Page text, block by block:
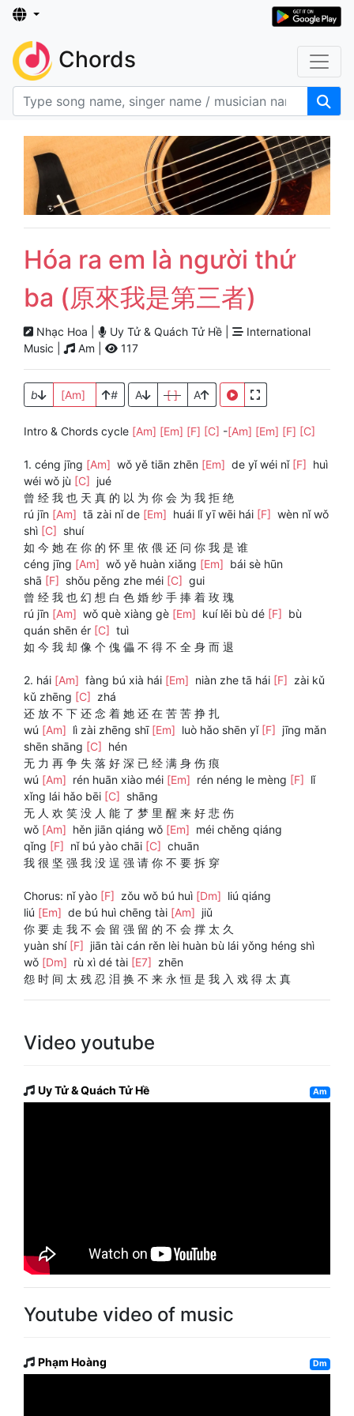
Chords
Hóa ra em là người thứ
ba (原來我是第三者)
Nhạc Hoa | Uy Tử & Quách Tử Hề |
International
Music |
Am | 117
b [Am] # A [ ] A
Intro & Chords cycle [Am] [Em] [F] [C] -[Am] [Em] [F] [C]
1. céng jīng [Am] wǒ yě tiān zhēn [Em] de yǐ wéi nǐ [F] huì
wéi wǒ jù [C] jué
曾 经 我 也 天 真 的 以 为 你 会 为 我 拒 绝
rú jīn [Am] tā zài nǐ de [Em] huái lǐ yī wēi hái [F] wèn nǐ wǒ
shì [C] shuí
如 今 她 在 你 的 怀 里 依 偎 还 问 你 我 是 谁
céng jīng [Am] wǒ yě huàn xiǎng [Em] bái sè hūn
shā [F] shǒu pěng zhe méi [C] gui
曾 经 我 也 幻 想 白 色 婚 纱 手 捧 着 玫 瑰
rú jīn [Am] wǒ què xiàng gè [Em] kuí lěi bù dé [F] bù
quán shēn ér [C] tuì
如 今 我 却 像 个 傀 儡 不 得 不 全 身 而 退
2. hái [Am] fàng bú xià hái [Em] niàn zhe tā hái [F] zài kǔ
kǔ zhēng [C] zhá
还 放 不 下 还 念 着 她 还 在 苦 苦 挣 扎
wú [Am] lì zài zhēng shī [Em] luò hǎo shēn yǐ [F] jīng mǎn
shēn shāng [C] hén
无 力 再 争 失 落 好 深 已 经 满 身 伤 痕
wú [Am] rén huān xiào méi [Em] rén néng le mèng [F] lǐ
xǐng lái hǎo bēi [C] shāng
无 人 欢 笑 没 人 能 了 梦 里 醒 来 好 悲 伤
wǒ [Am] hěn jiān qiáng wǒ [Em] méi chěng qiáng
qǐng [F] nǐ bú yào chāi [C] chuān
我 很 坚 强 我 没 逞 强 请 你 不 要 拆 穿
Chorus: nǐ yào [F] zǒu wǒ bú huì [Dm] liú qiáng
liú [Em] de bú huì chēng tài [Am] jiǔ
你 要 走 我 不 会 留 强 留 的 不 会 撑 太 久
yuàn shí [F] jiān tài cán rěn lèi huàn bù lái yǒng héng shì
wǒ [Dm] rù xì dé tài [E7] zhēn
怨 时 间 太 残 忍 泪 换 不 来 永 恒 是 我 入 戏 得 太 真
Video youtube
Uy Tử & Quách Tử Hề Am
Youtube video of music
Phạm Hoàng Dm